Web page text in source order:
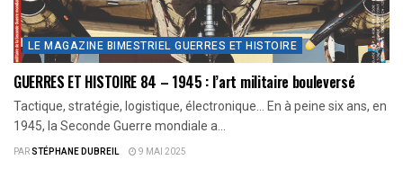
LE MAGAZINE BIMESTRIEL GUERRES ET HISTOIRE
GUERRES ET HISTOIRE 84 – 1945 : l’art militaire bouleversé
Tactique, stratégie, logistique, électronique… En à peine six ans, en
1945, la Seconde Guerre mondiale a...
PARSTÉPHANE DUBREIL 9 MAI 2025